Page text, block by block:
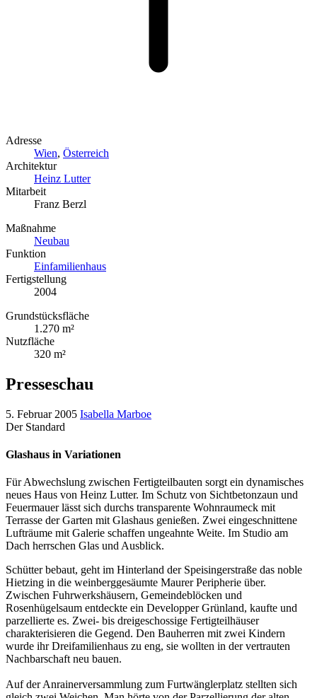
Adresse
Wien, Österreich
Architektur
Heinz Lutter
Mitarbeit
Franz Berzl
Maßnahme
Neubau
Funktion
Einfamilienhaus
Fertigstellung
2004
Grundstücksfläche
1.270 m²
Nutzfläche
320 m²
Presseschau
5. Februar 2005 Isabella Marboe
Der Standard
Glashaus in Variationen
Für Abwechslung zwischen Fertigteilbauten sorgt ein dynamisches
neues Haus von Heinz Lutter. Im Schutz von Sichtbetonzaun und
Feuermauer lässt sich durchs transparente Wohnraumeck mit
Terrasse der Garten mit Glashaus genießen. Zwei eingeschnittene
Lufträume mit Galerie schaffen ungeahnte Weite. Im Studio am
Dach herrschen Glas und Ausblick.
Schütter bebaut, geht im Hinterland der Speisingerstraße das noble
Hietzing in die weinberggesäumte Maurer Peripherie über.
Zwischen Fuhrwerkshäusern, Gemeindeblöcken und
Rosenhügelsaum entdeckte ein Developper Grünland, kaufte und
parzellierte es. Zwei- bis dreigeschossige Fertigteilhäuser
charakterisieren die Gegend. Den Bauherren mit zwei Kindern
wurde ihr Dreifamilienhaus zu eng, sie wollten in der vertrauten
Nachbarschaft neu bauen.
Auf der Anrainerversammlung zum Furtwänglerplatz stellten sich